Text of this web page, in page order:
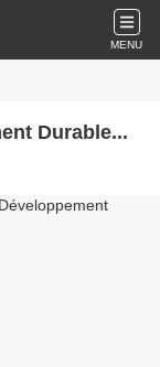
MENU
Durable...